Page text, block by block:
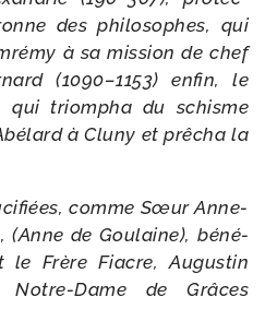
des phi­lo­sophes, qui
à sa mis­sion de chef
(1090–1153) enfin, le
qui triom­pha du schisme
à Cluny et prê­cha la
comme Sœur Anne-​
(Anne de Goulaine), béné­
Frère Fiacre, Augustin
Notre-​Dame de Grâces